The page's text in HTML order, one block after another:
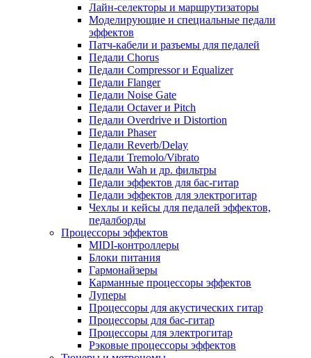
Лайн-селекторы и маршрутизаторы
Моделирующие и специальные педали
эффектов
Патч-кабели и разъемы для педалей
Педали Chorus
Педали Compressor и Equalizer
Педали Flanger
Педали Noise Gate
Педали Octaver и Pitch
Педали Overdrive и Distortion
Педали Phaser
Педали Reverb/Delay
Педали Tremolo/Vibrato
Педали Wah и др. фильтры
Педали эффектов для бас-гитар
Педали эффектов для электрогитар
Чехлы и кейсы для педалей эффектов,
педалборды
Процессоры эффектов
MIDI-контроллеры
Блоки питания
Гармонайзеры
Карманные процессоры эффектов
Луперы
Процессоры для акустических гитар
Процессоры для бас-гитар
Процессоры для электрогитар
Рэковые процессоры эффектов